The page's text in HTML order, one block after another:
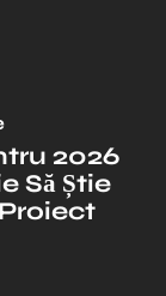
2026
Să Știe